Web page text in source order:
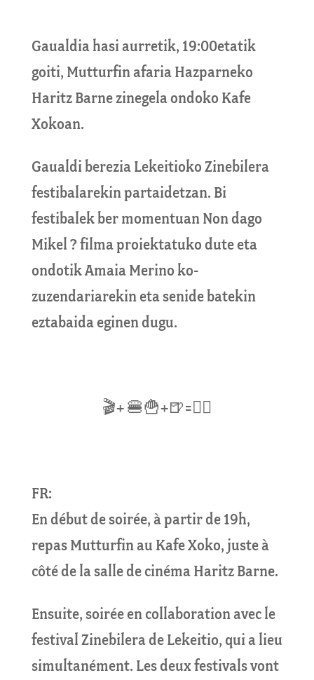
Gaualdia hasi aurretik, 19:00etatik
goiti, Mutturfin afaria Hazparneko
Haritz Barne zinegela ondoko Kafe
Xokoan.
Gaualdi berezia Lekeitioko Zinebilera
festibalarekin partaidetzan. Bi
festibalek ber momentuan Non dago
Mikel ? filma proiektatuko dute eta
ondotik Amaia Merino ko-
zuzendariarekin eta senide batekin
eztabaida eginen dugu.
🎬+ 🍔🍟+🍺=👌🏽
FR:
En début de soirée, à partir de 19h,
repas Mutturfin au Kafe Xoko, juste à
côté de la salle de cinéma Haritz Barne.
Ensuite, soirée en collaboration avec le
festival Zinebilera de Lekeitio, qui a lieu
simultanément. Les deux festivals vont